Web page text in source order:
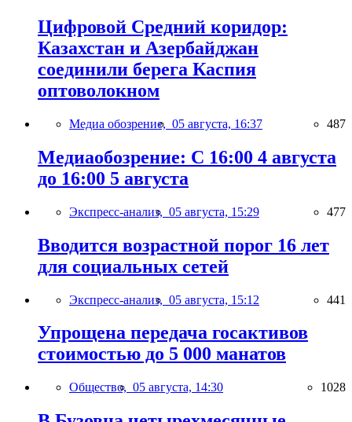
Цифровой Средний коридор:
Казахстан и Азербайджан
соединили берега Каспия
оптоволокном
Медиа обозрение, 05 августа, 16:37 487
Медиаобозрение: С 16:00 4 августа
до 16:00 5 августа
Экспресс-анализ, 05 августа, 15:29 477
Вводится возрастной порог 16 лет
для социальных сетей
Экспресс-анализ, 05 августа, 15:12 441
Упрощена передача госактивов
стоимостью до 5 000 манатов
Общество, 05 августа, 14:30 1028